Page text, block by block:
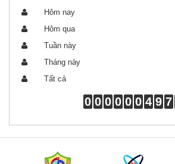
Hôm nay
Hôm qua
Tuần này
Tháng này
Tất cả
0 0 0 0 0 0 4 9 7